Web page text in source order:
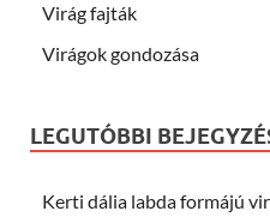
Virág fajták
Virágok gondozása
LEGUTÓBBI
Kerti dália labda formájú